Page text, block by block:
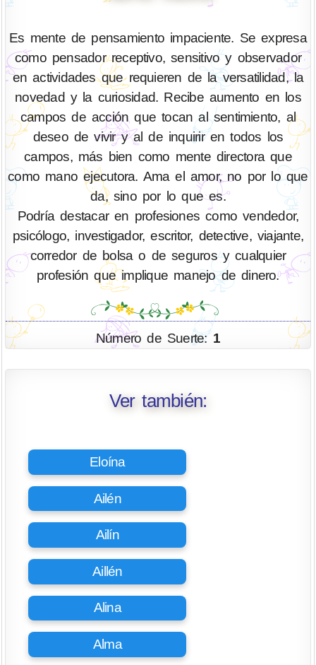
Es mente de pensamiento impaciente. Se expresa
como pensador receptivo, sensitivo y observador
en actividades que requieren de la versatilidad, la
novedad y la curiosidad. Recibe aumento en los
campos de acción que tocan al sentimiento, al
deseo de vivir y al de inquirir en todos los
campos, más bien como mente directora que
como mano ejecutora. Ama el amor, no por lo que
da, sino por lo que es.
Podría destacar en profesiones como vendedor,
psicólogo, investigador, escritor, detective, viajante,
corredor de bolsa o de seguros y cualquier
profesión que implique manejo de dinero.
Número de Suerte: 1
Ver también:
Eloína
Ailén
Ailín
Aillén
Alina
Alma